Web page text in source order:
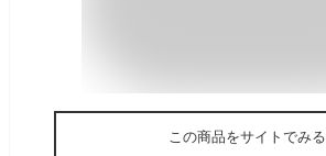
この商品をサイトでみる